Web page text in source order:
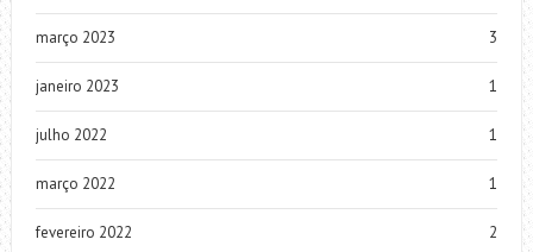
março 2023 3
janeiro 2023 1
julho 2022 1
março 2022 1
fevereiro 2022 2